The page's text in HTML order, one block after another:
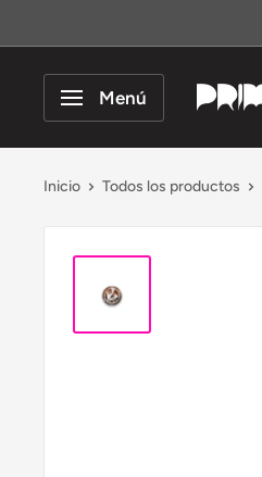
directamente
contenido
Menú
Primario
Inicio Todos los productos